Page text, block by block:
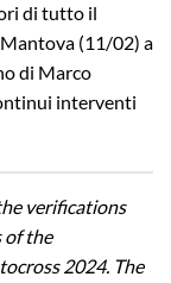
di tutto il
(11/02) a
di Marco
interventi
verifications
of the
2024. The